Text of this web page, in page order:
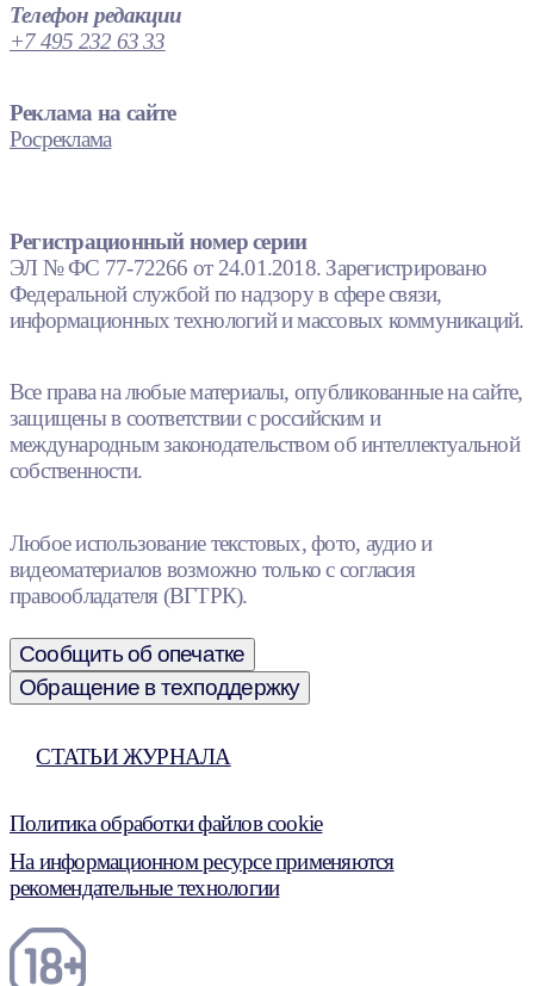
Телефон редакции
+7 495 232 63 33
Реклама на сайте
Росреклама
Регистрационный номер серии
ЭЛ № ФС 77-72266 от 24.01.2018. Зарегистрировано
Федеральной службой по надзору в сфере связи,
информационных технологий и массовых коммуникаций.
Все права на любые материалы, опубликованные на сайте,
защищены в соответствии с российским и
международным законодательством об интеллектуальной
собственности.
Любое использование текстовых, фото, аудио и
видеоматериалов возможно только с согласия
правообладателя (ВГТРК).
Сообщить об опечатке
Обращение в техподдержку
СТАТЬИ ЖУРНАЛА
Политика обработки файлов cookie
На информационном ресурсе применяются
рекомендательные технологии